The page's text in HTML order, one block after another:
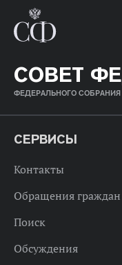
СОВЕТ
ФЕДЕРАЛЬНОГО
СЕРВИСЫ
Контакты
Обращения граждан
Поиск
Обсуждения